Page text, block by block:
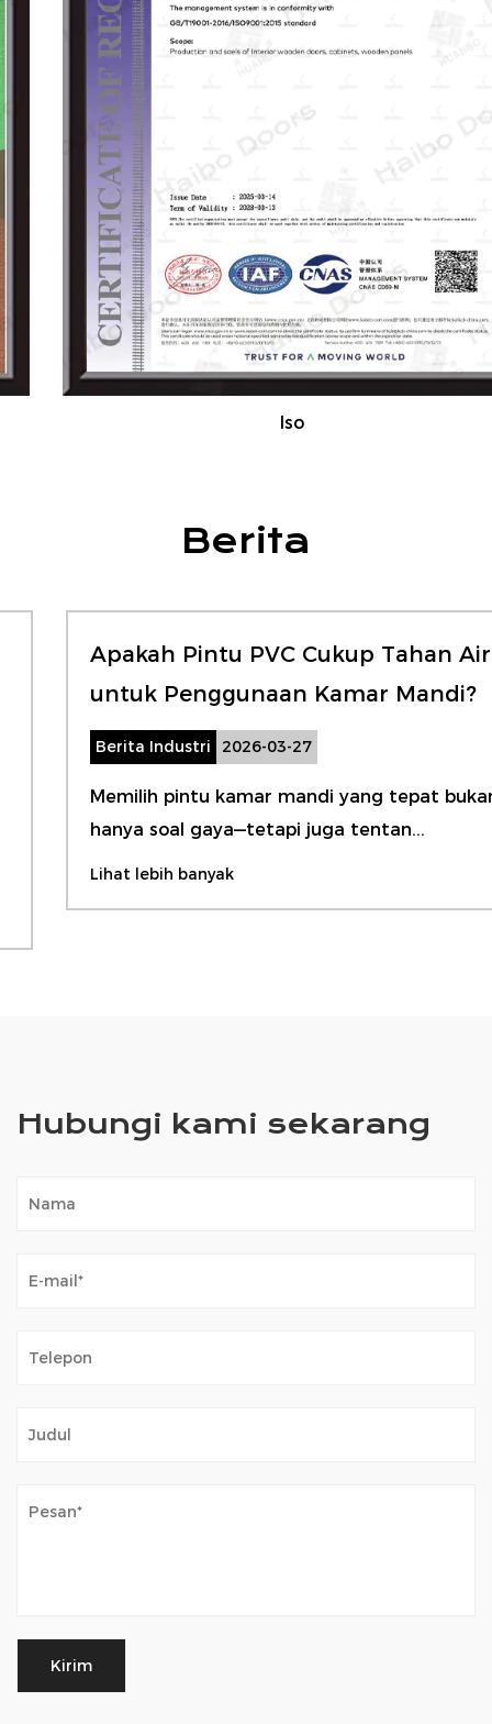
produk unggul, manajemen modern, dan layanan
penuh perhatian.
Produk kami disertifikasi oleh ISO, EU CE, dan
standar Sabre, dan kami menawarkan
kustomisasi penuh berdasarkan kebutuhan klien.
Kami menyambut mitra dan distributor global
untuk berkolaborasi dengan kami. Produk kami
diekspor ke Timur Tengah, Eropa, Asia Tenggara,
Amerika, dan seterusnya.
Kami dengan hangat mengundang teman dan
Berita
Apakah Pintu PVC Cukup Tahan Air
untuk Penggunaan Kamar Mandi?
Berita Industri 2026-03-27
Memilih pintu kamar mandi yang tepat bukan
hanya soal gaya—tetapi juga tentan...
Lihat lebih banyak
Hubungi kami sekarang